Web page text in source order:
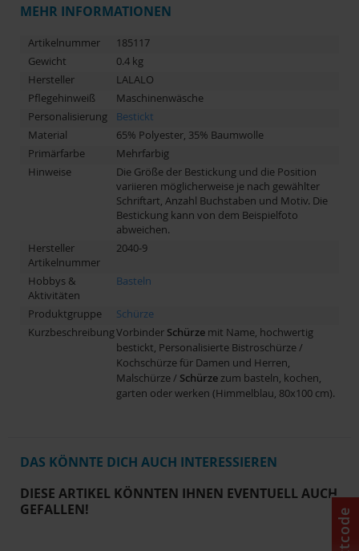
MEHR INFORMATIONEN
Artikelnummer
185117
Gewicht
0.4 kg
Hersteller
LALALO
Pflegehinweiß
Maschinenwäsche
Personalisierung
Bestickt
Material
65% Polyester, 35% Baumwolle
Primärfarbe
Mehrfarbig
Hinweise
Die Größe der Bestickung und die Position
variieren möglicherweise je nach gewählter
Schriftart, Anzahl Buchstaben und Motiv. Die
Bestickung kann von dem Beispielfoto
abweichen.
Hersteller
Artikelnummer
2040-9
Hobbys &
Aktivitäten
Basteln
Produktgruppe
Schürze
KurzbeschreibungVorbinder Schürze mit Name, hochwertig
bestickt, Personalisierte Bistroschürze /
Kochschürze für Damen und Herren,
Malschürze / Schürzezum basteln, kochen,
garten oder werken (Himmelblau, 80x100 cm).
DAS KÖNNTE DICH AUCH INTERESSIEREN
DIESE ARTIKEL KÖNNTEN IHNEN EVENTUELL AUCH
GEFALLEN!